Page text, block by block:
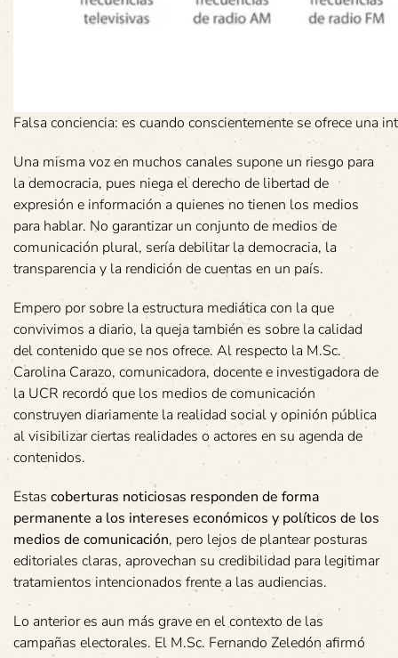
Falsa conciencia: es cuando conscientemente se ofrece una
Una misma voz en muchos canales supone un riesgo para
la democracia, pues niega el derecho de libertad de
expresión e información a quienes no tienen los medios
para hablar. No garantizar un conjunto de medios de
comunicación plural, sería debilitar la democracia, la
transparencia y la rendición de cuentas en un país.
Empero por sobre la estructura mediática con la que
convivimos a diario, la queja también es sobre la calidad
del contenido que se nos ofrece. Al respecto la M.Sc.
Carolina Carazo, comunicadora, docente e investigadora de
la UCR recordó que los medios de comunicación
construyen diariamente la realidad social y opinión pública
al visibilizar ciertas realidades o actores en su agenda de
contenidos.
Estas coberturas noticiosas responden de forma
permanente a los intereses económicos y políticos de los
medios de comunicación, pero lejos de plantear posturas
editoriales claras, aprovechan su credibilidad para legitimar
tratamientos intencionados frente a las audiencias.
Lo anterior es aun más grave en el contexto de las
campañas electorales. El M.Sc. Fernando Zeledón afirmó